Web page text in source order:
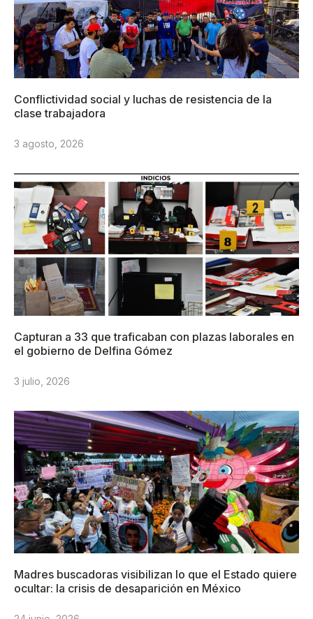
Conflictividad social y luchas de resistencia de la
clase trabajadora
3 agosto, 2026
Capturan a 33 que traficaban con plazas laborales en
el gobierno de Delfina Gómez
3 julio, 2026
Madres buscadoras visibilizan lo que el Estado quiere
ocultar: la crisis de desaparición en México